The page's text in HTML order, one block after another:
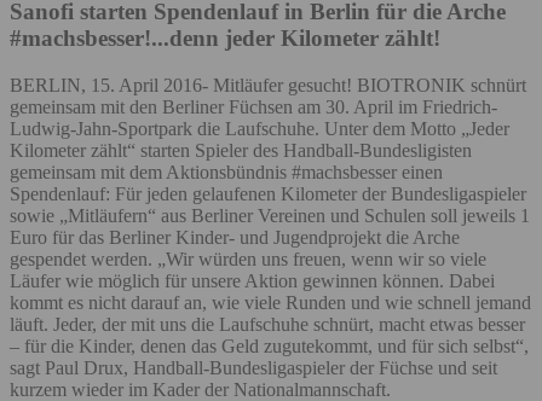
Sanofi starten Spendenlauf in Berlin für die Arche
#machsbesser!...denn jeder Kilometer zählt!
BERLIN, 15. April 2016- Mitläufer gesucht! BIOTRONIK schnürt
gemeinsam mit den Berliner Füchsen am 30. April im Friedrich-
Ludwig-Jahn-Sportpark die Laufschuhe. Unter dem Motto „Jeder
Kilometer zählt“ starten Spieler des Handball-Bundesligisten
gemeinsam mit dem Aktionsbündnis #machsbesser einen
Spendenlauf: Für jeden gelaufenen Kilometer der Bundesligaspieler
sowie „Mitläufern“ aus Berliner Vereinen und Schulen soll jeweils 1
Euro für das Berliner Kinder- und Jugendprojekt die Arche
gespendet werden. „Wir würden uns freuen, wenn wir so viele
Läufer wie möglich für unsere Aktion gewinnen können. Dabei
kommt es nicht darauf an, wie viele Runden und wie schnell jemand
läuft. Jeder, der mit uns die Laufschuhe schnürt, macht etwas besser
– für die Kinder, denen das Geld zugutekommt, und für sich selbst“,
sagt Paul Drux, Handball-Bundesligaspieler der Füchse und seit
kurzem wieder im Kader der Nationalmannschaft.